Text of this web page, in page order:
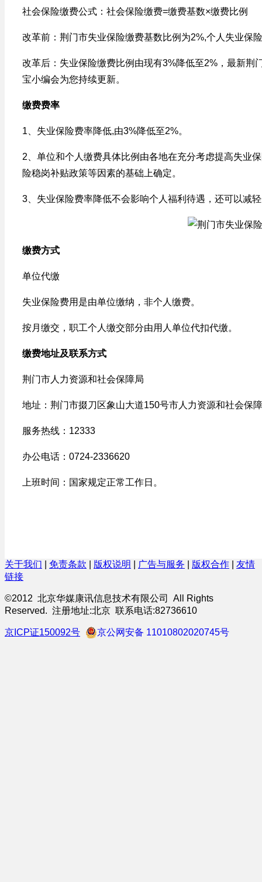
社会保险缴费公式：社会保险缴费=缴费基数×缴费比例
改革前：荆门市失业保险缴费基数比例为2%,个人失业保
改革后：失业保险缴费比例由现有3%降低至2%，最新荆
宝小编会为您持续更新。
缴费费率
1、失业保险费率降低,由3%降低至2%。
2、单位和个人缴费具体比例由各地在充分考虑提高失业
险稳岗补贴政策等因素的基础上确定。
3、失业保险费率降低不会影响个人福利待遇，还可以减
缴费方式
单位代缴
失业保险费用是由单位缴纳，非个人缴费。
按月缴交，职工个人缴交部分由用人单位代扣代缴。
缴费地址及联系方式
荆门市人力资源和社会保障局
地址：荆门市掇刀区象山大道150号市人力资源和社会保
服务热线：12333
办公电话：0724-2336620
上班时间：国家规定正常工作日。
关于我们 免责条款 版权说明 广告与服务 版权合作
友情
链接
©2012 北京华媒康讯信息技术有限公司 All Rights
Reserved. 注册地址:北京 联系电话:82736610
京ICP证150092号 京公网安备 11010802020745号